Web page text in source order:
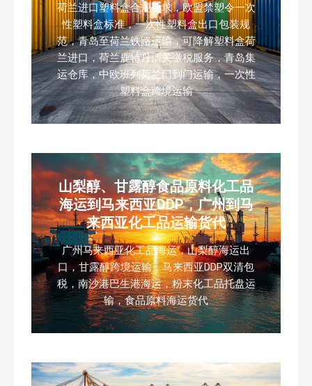
荷兰进口塑料盒合规要求，欧盟禁塑令一次
性塑料盒标准，一次性塑料盒出口包装规
范，青岛至荷兰铁路运输，可降解塑料盒荷
兰进口，荷兰鹿特丹清关缴税服务，青岛集
运仓库，中欧班列荷兰门到门运输，一次性
塑料盒跨境运输
山梨醇、甘露醇食品原料化工品
海运到马来西亚DDP，广州到马
来西亚化工品运输货代
广州马来西亚化工品海运，山梨醇海运出
口，甘露醇跨境运输，马来西亚DDP双清包
税，南沙港巴生港海运，粉末化工品托盘运
输，食品原料海运货代